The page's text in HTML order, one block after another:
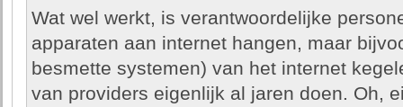
Wat wel werkt, is verantwoordelijke
apparaten aan internet hangen, maar
besmette systemen) van het internet
van providers eigenlijk al jaren doen. Oh,